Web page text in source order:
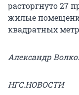
расторгнуто 27
жилые
квадратных
Александр
НГС.НОВОСТИ